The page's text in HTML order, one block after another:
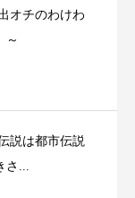
オチのわけわ
～
説は都市伝説
...